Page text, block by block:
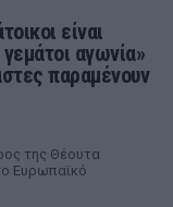
είναι
αγωνία»
παραμένουν
της Θέουτα
Ευρωπαϊκό